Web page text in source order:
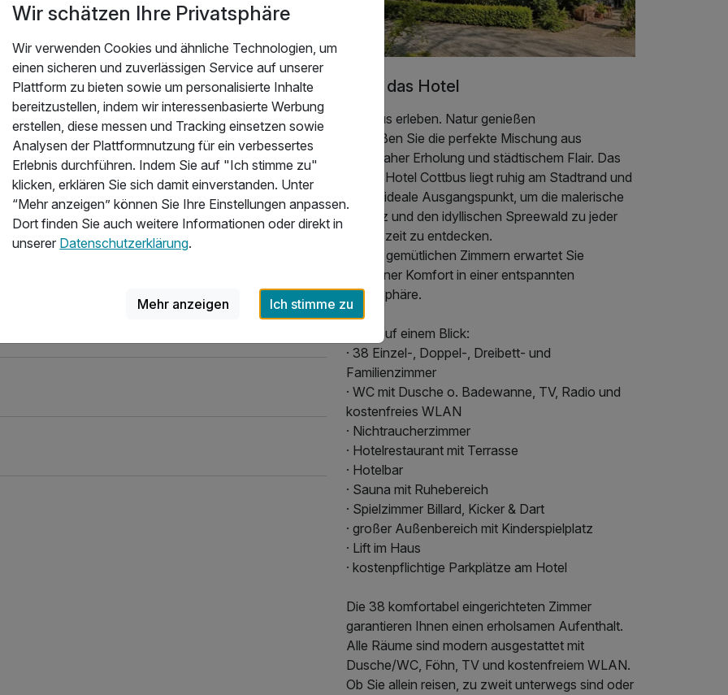
nichts gefehlt. Gerne wieder.
Über das Hotel
Cottbus erleben. Natur genießen
Genießen Sie die perfekte Mischung aus
naturnaher Erholung und städtischem Flair. Das
Ferien Hotel Cottbus liegt ruhig am Stadtrand und
ist der ideale Ausgangspunkt, um die malerische
Lausitz und den idyllischen Spreewald zu jeder
Jahreszeit zu entdecken.
In den gemütlichen Zimmern erwartet Sie
moderner Komfort in einer entspannten
Atmosphäre.
Alles auf einem Blick:
· 38 Einzel-, Doppel-, Dreibett- und
Familienzimmer
· WC mit Dusche o. Badewanne, TV, Radio und
kostenfreies WLAN
· Nichtraucherzimmer
· Hotelrestaurant mit Terrasse
· Hotelbar
· Sauna mit Ruhebereich
· Spielzimmer Billard, Kicker & Dart
· großer Außenbereich mit Kinderspielplatz
· Lift im Haus
· kostenpflichtige Parkplätze am Hotel
Die 38 komfortabel eingerichteten Zimmer
garantieren Ihnen einen erholsamen Aufenthalt.
Alle Räume sind modern ausgestattet mit
Dusche/WC, Föhn, TV und kostenfreiem WLAN.
Ob Sie allein reisen, zu zweit unterwegs sind oder
Wir schätzen Ihre Privatsphäre
Wir verwenden Cookies und ähnliche Technologien, um
einen sicheren und zuverlässigen Service auf unserer
Plattform zu bieten sowie um personalisierte Inhalte
bereitzustellen, indem wir interessenbasierte Werbung
erstellen, diese messen und Tracking einsetzen sowie
Analysen der Plattformnutzung für ein verbessertes
Erlebnis durchführen. Indem Sie auf "Ich stimme zu"
klicken, erklären Sie sich damit einverstanden. Unter
“Mehr anzeigen” können Sie Ihre Einstellungen anpassen.
Dort finden Sie auch weitere Informationen oder direkt in
unserer Datenschutzerklärung.
Mehr anzeigen Ich stimme zu